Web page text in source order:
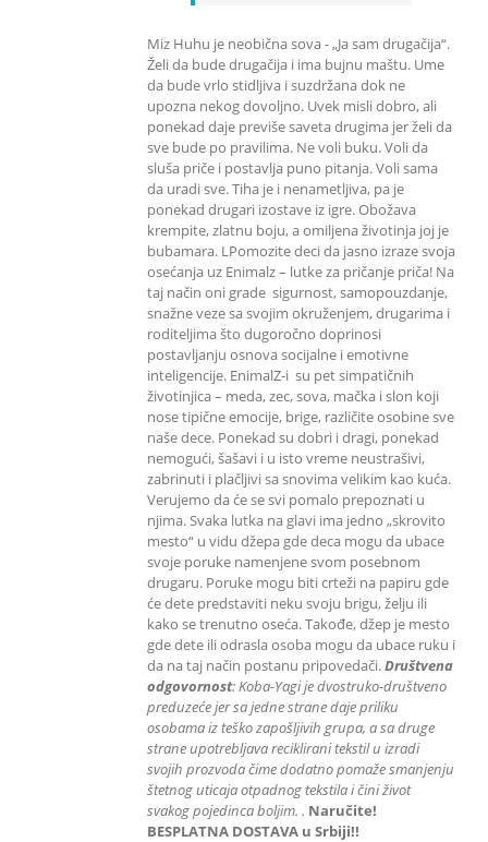
Miz Huhu je neobična sova - „Ja sam drugačija“.
Želi da bude drugačija i ima bujnu maštu. Ume
da bude vrlo stidljiva i suzdržana dok ne
upozna nekog dovoljno. Uvek misli dobro, ali
ponekad daje previše saveta drugima jer želi da
sve bude po pravilima. Ne voli buku. Voli da
sluša priče i postavlja puno pitanja. Voli sama
da uradi sve. Tiha je i nenametljiva, pa je
ponekad drugari izostave iz igre. Obožava
krempite, zlatnu boju, a omiljena životinja joj je
bubamara. LPomozite deci da jasno izraze svoja
osećanja uz Enimalz – lutke za pričanje priča! Na
taj način oni grade sigurnost, samopouzdanje,
snažne veze sa svojim okruženjem, drugarima i
roditeljima što dugoročno doprinosi
postavljanju osnova socijalne i emotivne
inteligencije. EnimalZ-i su pet simpatičnih
životinjica – meda, zec, sova, mačka i slon koji
nose tipične emocije, brige, različite osobine sve
naše dece. Ponekad su dobri i dragi, ponekad
nemogući, šašavi i u isto vreme neustrašivi,
zabrinuti i plačljivi sa snovima velikim kao kuća.
Verujemo da će se svi pomalo prepoznati u
njima. Svaka lutka na glavi ima jedno „skrovito
mesto“ u vidu džepa gde deca mogu da ubace
svoje poruke namenjene svom posebnom
drugaru. Poruke mogu biti crteži na papiru gde
će dete predstaviti neku svoju brigu, želju ili
kako se trenutno oseća. Takođe, džep je mesto
gde dete ili odrasla osoba mogu da ubace ruku i
da na taj način postanu pripovedači.Društvena
odgovornost: Koba-Yagi je dvostruko-društveno
preduzeće jer sa jedne strane daje priliku
osobama iz teško zapošljivih grupa, a sa druge
strane upotrebljava reciklirani tekstil u izradi
svojih prozvoda čime dodatno pomaže smanjenju
štetnog uticaja otpadnog tekstila i čini život
svakog pojedinca boljim. . Naručite!
BESPLATNA DOSTAVA u Srbiji!!